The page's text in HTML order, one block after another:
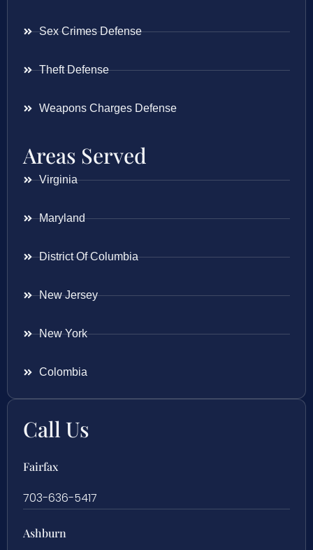
Sex Crimes Defense
Theft Defense
Weapons Charges Defense
Areas Served
Virginia
Maryland
District Of Columbia
New Jersey
New York
Colombia
Call Us
Fairfax
703-636-5417
Ashburn